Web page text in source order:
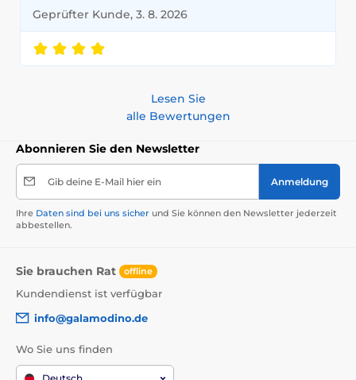
Geprüfter Kunde, 3. 8. 2026
Lesen Sie
alle Bewertungen
Abonnieren Sie den Newsletter
Gib deine E-Mail hier ein Anmeldung
Ihre Daten sind bei uns sicher und Sie können den Newsletter jederzeit
abbestellen.
Sie brauchen Rat offline
Kundendienst ist verfügbar
info@galamodino.de
Wo Sie uns finden